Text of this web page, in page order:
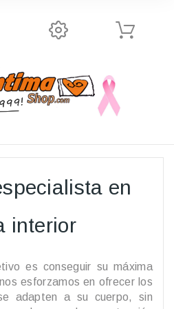
en
interior
es conseguir su máxima
esforzamos en ofrecer los
adapten a su cuerpo, sin